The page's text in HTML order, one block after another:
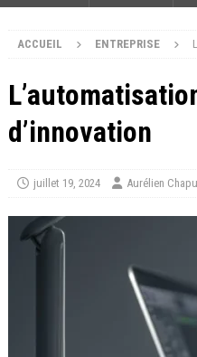
ACCUEIL ENTREPRISE
d’innovation
juillet 19, 2024 Aurélien